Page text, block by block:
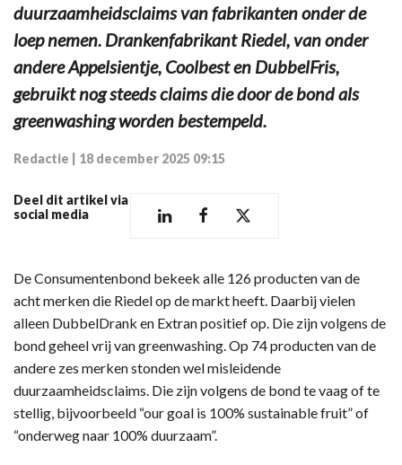
duurzaamheidsclaims van fabrikanten onder de
loep nemen. Drankenfabrikant Riedel, van onder
andere Appelsientje, Coolbest en DubbelFris,
gebruikt nog steeds claims die door de bond als
greenwashing worden bestempeld.
Redactie 18 december 2025 09:15
Deel dit artikel via
social media
De Consumentenbond bekeek alle 126 producten van de
acht merken die Riedel op de markt heeft. Daarbij vielen
alleen DubbelDrank en Extran positief op. Die zijn volgens de
bond geheel vrij van greenwashing. Op 74 producten van de
andere zes merken stonden wel misleidende
duurzaamheidsclaims. Die zijn volgens de bond te vaag of te
stellig, bijvoorbeeld “our goal is 100% sustainable fruit” of
“onderweg naar 100% duurzaam”.